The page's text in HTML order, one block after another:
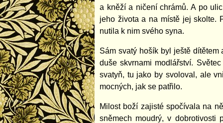
a kněží a ničení chrámů. A po
jeho života a na místě jej skolte.
nutila k nim svého syna.
Sám svatý hošík byl ještě
duše skvrnami modlářství.
svatyň, tu jako by svoloval, ale
mocných, jak se patřilo.
Milost boží zajisté spočívala na
sněmech moudrý, v dobrotivosti